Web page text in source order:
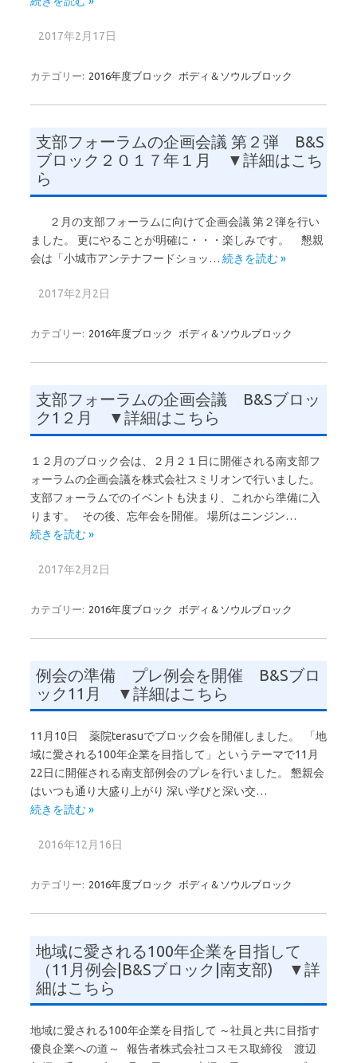
2017年2月17日
カテゴリー: 2016年度ブロック ボディ＆ソウルブロック
支部フォーラムの企画会議 第２弾 B&S
ブロック２０１７年１月 ▼詳細はこち
ら
２月の支部フォーラムに向けて企画会議 第２弾を行い
ました。 更にやることが明確に・・・楽しみです。 懇親
会は「小城市アンテナフードショッ… 続きを読む »
2017年2月2日
カテゴリー: 2016年度ブロック ボディ＆ソウルブロック
支部フォーラムの企画会議 B&Sブロッ
ク1２月 ▼詳細はこちら
１２月のブロック会は、２月２１日に開催される南支部フ
ォーラムの企画会議を株式会社スミリオンで行いました。
支部フォーラムでのイベントも決まり、これから準備に入
ります。 その後、忘年会を開催。 場所はニンジン…
続きを読む »
2017年2月2日
カテゴリー: 2016年度ブロック ボディ＆ソウルブロック
例会の準備 プレ例会を開催 B&Sブロ
ック11月 ▼詳細はこちら
11月10日 薬院terasuでブロック会を開催しました。 「地
域に愛される100年企業を目指して」というテーマで11月
22日に開催される南支部例会のプレを行いました。 懇親会
はいつも通り大盛り上がり 深い学びと深い交…
続きを読む »
2016年12月16日
カテゴリー: 2016年度ブロック ボディ＆ソウルブロック
地域に愛される100年企業を目指して
（11月例会|B&Sブロック|南支部) ▼詳
細はこちら
地域に愛される100年企業を目指して ～社員と共に目指す
優良企業への道～ 報告者株式会社コスモス取締役 渡辺